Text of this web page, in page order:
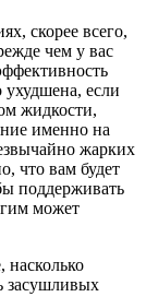
скорее всего,
чем у вас
ухудшена, если
жидкости,
именно на
жарких
что вам будет
поддерживать
может
засушливых